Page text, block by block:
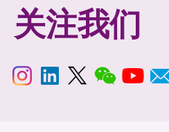
关注我们